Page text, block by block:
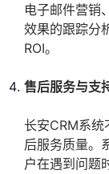
电子邮件营销
效果的跟踪分
ROI。
售后服务与支
长安CRM系
后服务质量。
户在遇到问题